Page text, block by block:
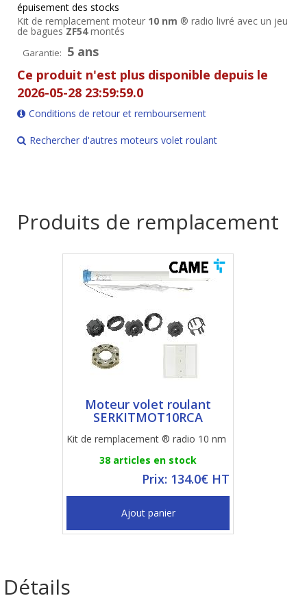
épuisement des stocks
Kit de remplacement moteur 10 nm ® radio livré avec un jeu
de baguesZF54montés
Garantie: 5 ans
Ce produit n'est plus disponible depuis le
2026-05-28 23:59:59.0
Conditions de retour et remboursement
Rechercher d'autres moteurs volet roulant
Produits de remplacement
Moteur volet roulant
SERKITMOT10RCA
Kit de remplacement ® radio 10 nm
38 articles en stock
Prix: 134.0€ HT
Ajout panier
Détails